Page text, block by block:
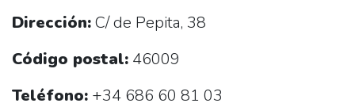
Dirección:C/ de Pepita, 38
Código postal: 46009
Teléfono: +34 686 60 81 03